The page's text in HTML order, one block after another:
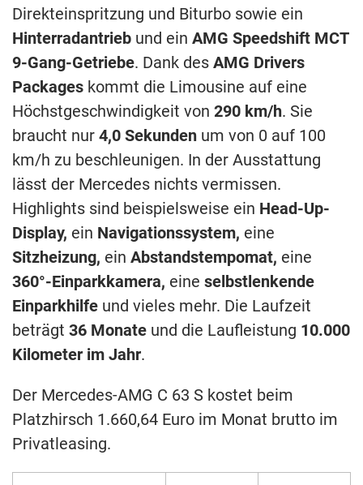
Direkteinspritzung und Biturbo sowie ein
Hinterradantrieb und ein AMG Speedshift MCT
9-Gang-Getriebe. Dank des AMG Drivers
Packages kommt die Limousine auf eine
Höchstgeschwindigkeit von 290 km/h. Sie
braucht nur 4,0 Sekunden um von 0 auf 100
km/h zu beschleunigen. In der Ausstattung
lässt der Mercedes nichts vermissen.
Highlights sind beispielsweise ein Head-Up-
Display, ein Navigationssystem, eine
Sitzheizung, ein Abstandstempomat, eine
360°-Einparkkamera, eine selbstlenkende
Einparkhilfe und vieles mehr. Die Laufzeit
beträgt 36 Monate und die Laufleistung 10.000
Kilometer im Jahr.
Der Mercedes-AMG C 63 S kostet beim
Platzhirsch 1.660,64 Euro im Monat brutto im
Privatleasing.